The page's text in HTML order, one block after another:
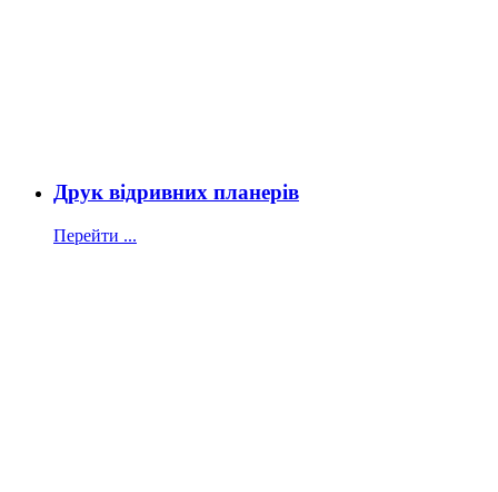
Друк відривних планерів
Перейти ...